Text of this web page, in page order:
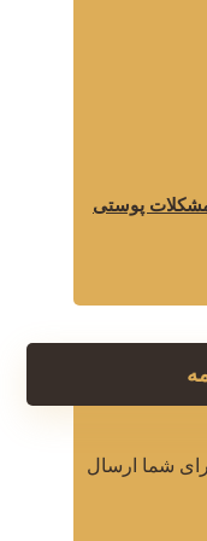
مشکلات پوستی
شما ارسال